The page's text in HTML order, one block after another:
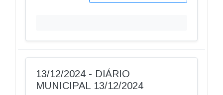
13/12/2024 - DIÁRIO
MUNICIPAL 13/12/2024